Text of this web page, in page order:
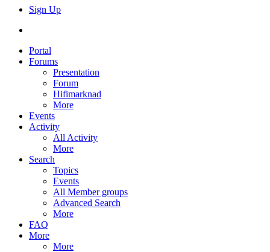
Sign Up
Portal
Forums
Presentation
Forum
Hifimarknad
More
Events
Activity
All Activity
More
Search
Topics
Events
All Member groups
Advanced Search
More
FAQ
More
More